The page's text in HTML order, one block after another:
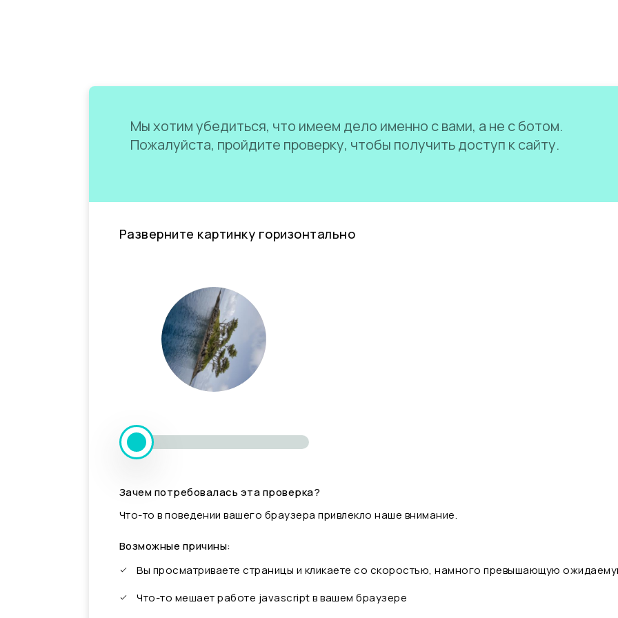
Мы хотим убедиться, что имеем дело именно с вами, а не с ботом.
Пожалуйста, пройдите проверку, чтобы получить доступ к сайту.
Разверните картинку горизонтально
Зачем потребовалась эта проверка?
Что-то в поведении вашего браузера привлекло наше внимание.
Возможные причины:
Вы просматриваете страницы и кликаете со скоростью, намного превышающую
Что-то мешает работе javascript в вашем браузере